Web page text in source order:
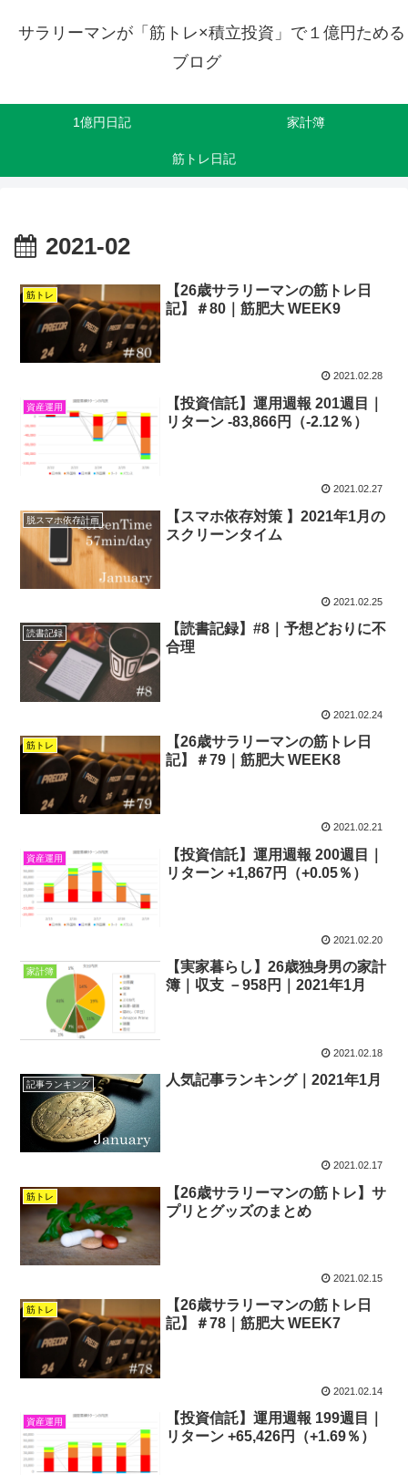
サラリーマンが「筋トレ×積立投資」で１億円ためる
ブログ
1億円日記 家計簿
筋トレ日記
2021-02
筋トレ
【26歳サラリーマンの筋トレ日
記】＃80｜筋肥大 WEEK9
2021.02.28
資産運用
【投資信託】運用週報 201週目｜
リターン -83,866円（-2.12％）
2021.02.27
脱スマホ依存計画
【スマホ依存対策 】2021年1月の
スクリーンタイム
2021.02.25
読書記録
【読書記録】#8｜予想どおりに不
合理
2021.02.24
筋トレ
【26歳サラリーマンの筋トレ日
記】＃79｜筋肥大 WEEK8
2021.02.21
資産運用
【投資信託】運用週報 200週目｜
リターン +1,867円（+0.05％）
2021.02.20
家計簿
【実家暮らし】26歳独身男の家計
簿｜収支 －958円｜2021年1月
2021.02.18
記事ランキング 人気記事ランキング｜2021年1月
2021.02.17
筋トレ
【26歳サラリーマンの筋トレ】サ
プリとグッズのまとめ
2021.02.15
筋トレ
【26歳サラリーマンの筋トレ日
記】＃78｜筋肥大 WEEK7
2021.02.14
資産運用
【投資信託】運用週報 199週目｜
リターン +65,426円（+1.69％）